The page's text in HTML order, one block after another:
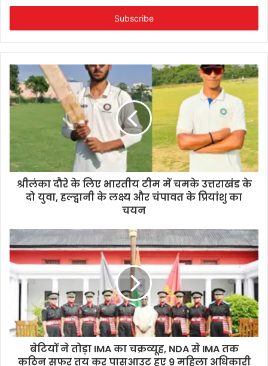
Email
श्रीलंका दौरे के लिए भारतीय टीम में चमके उत्तराखंड के
दो युवा, हल्द्वानी के लक्ष्य और चंपावत के प्रियांशु का
चयन
बेटियों ने तोड़ा IMA का चक्रव्यूह, NDA से IMA तक
कठिन सफर तय कर पासआउट हुए 9 महिला अधिकारी